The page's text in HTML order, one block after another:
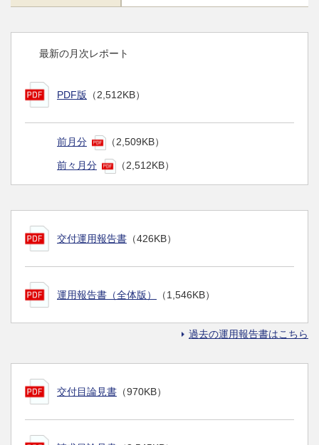
最新の月次レポート
PDF版 （2,512KB）
前月分 （2,509KB）
前々月分 （2,512KB）
交付運用報告書 （426KB）
運用報告書（全体版） （1,546KB）
過去の運用報告書はこちら
交付目論見書 （970KB）